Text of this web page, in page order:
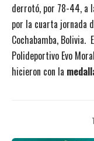
derrotó, por 78-44, a
por la cuarta jornada
Cochabamba, Bolivia.
Polideportivo Evo
hicieron con la